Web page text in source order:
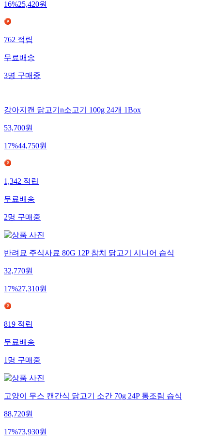
16%25,420원
762적립
무료배송
3명구매중
강아지캔 닭고기n소고기 100g 24개 1Box
53,700원
17%44,750원
1,342적립
무료배송
2명구매중
반려묘 주식사료 80G 12P 참치 닭고기 시니어 습식
32,770원
17%27,310원
819적립
무료배송
1명구매중
고양이 무스 캔간식 닭고기 소간 70g 24P 통조림 습식
88,720원
17%73,930원